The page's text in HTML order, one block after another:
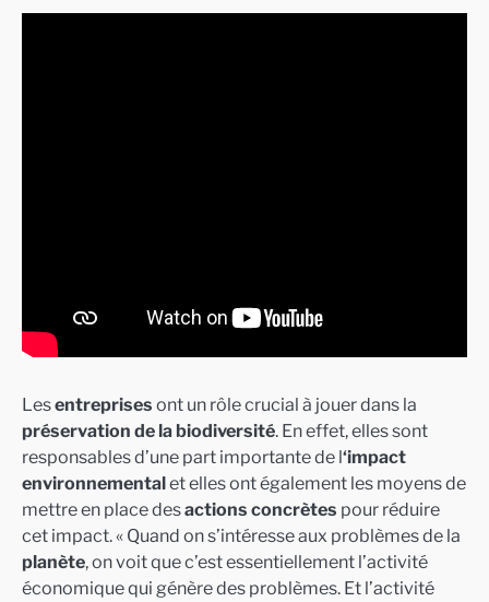
Lesentreprises ont un rôle crucial à jouer dans la
préservation de la biodiversité. En effet, elles sont
responsables d’une part importante de l‘impact
environnementalet elles ont également les moyens de
mettre en place desactions concrètes pour réduire
cet impact. « Quand on s’intéresse aux problèmes de la
planète, on voit que c’est essentiellement l’activité
économique qui génère des problèmes. Et l’activité